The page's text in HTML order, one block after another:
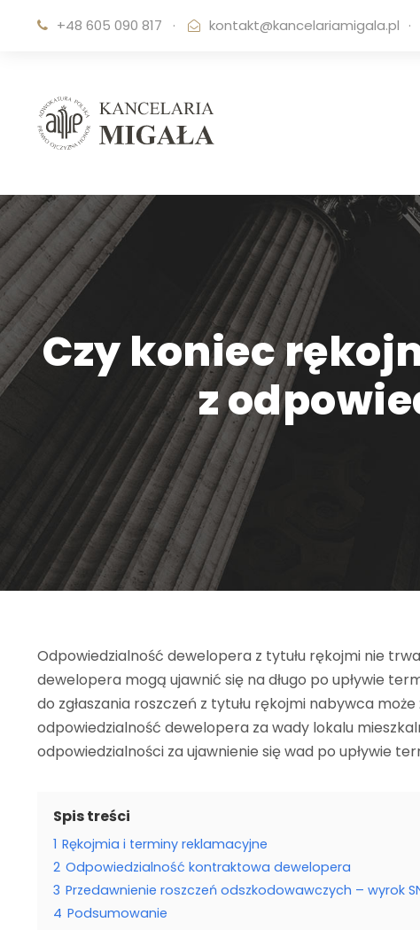
+48 605 090 817 · kontakt@kancelariamigala.pl ·
Czy koniec
z
Odpowiedzialność dewelopera z tytułu rękojmi nie
dewelopera mogą ujawnić się na długo po upływie
do zgłaszania roszczeń z tytułu rękojmi nabywca
odpowiedzialność dewelopera za wady lokalu
odpowiedzialności za ujawnienie się wad po upływie
Spis treści
1 Rękojmia i terminy reklamacyjne
2 Odpowiedzialność kontraktowa dewelopera
3 Przedawnienie roszczeń odszkodowawczych – wyrok
4 Podsumowanie